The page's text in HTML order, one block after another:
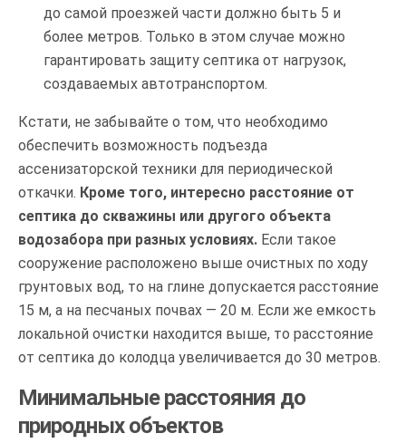
до самой проезжей части должно быть 5 и
более метров. Только в этом случае можно
гарантировать защиту септика от нагрузок,
создаваемых автотранспортом.
Кстати, не забывайте о том, что необходимо
обеспечить возможность подъезда
ассенизаторской техники для периодической
откачки. Кроме того, интересно расстояние от
септика до скважины или другого объекта
водозабора при разных условиях. Если такое
сооружение расположено выше очистных по ходу
грунтовых вод, то на глине допускается расстояние
15 м, а на песчаных почвах — 20 м. Если же емкость
локальной очистки находится выше, то расстояние
от септика до колодца увеличивается до 30 метров.
Минимальные расстояния до
природных объектов